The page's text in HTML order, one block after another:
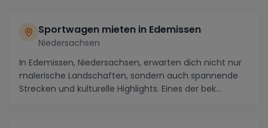
Sportwagen mieten in Edemissen
Niedersachsen
In Edemissen, Niedersachsen, erwarten dich nicht nur
malerische Landschaften, sondern auch spannende
Strecken und kulturelle Highlights. Eines der bek...